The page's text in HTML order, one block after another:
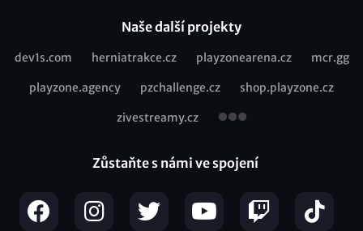
Naše další projekty
Recommended
dev1s.com herniatrakce.cz playzonearena.cz mcr.gg
playzone.agency pzchallenge.cz shop.playzone.cz
zivestreamy.cz
Zůstaňte s námi ve spojení